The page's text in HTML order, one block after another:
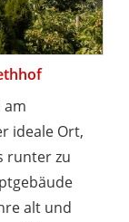
am
ideale Ort,
runter zu
alt und